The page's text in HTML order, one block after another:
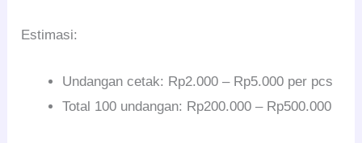
Estimasi:
Undangan cetak: Rp2.000 – Rp5.000 per pcs
Total 100 undangan: Rp200.000 – Rp500.000